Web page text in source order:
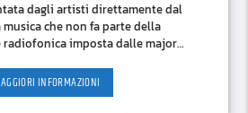
dagli artisti direttamente dal
che non fa parte della
radiofonica imposta dalle major
INFORMAZIONI